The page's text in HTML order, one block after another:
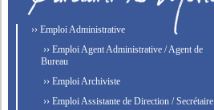
›› Emploi Administrative
›› Emploi Agent Administrative / Agent de
Bureau
›› Emploi Archiviste
›› Emploi Assistante de Direction / Secrétaire